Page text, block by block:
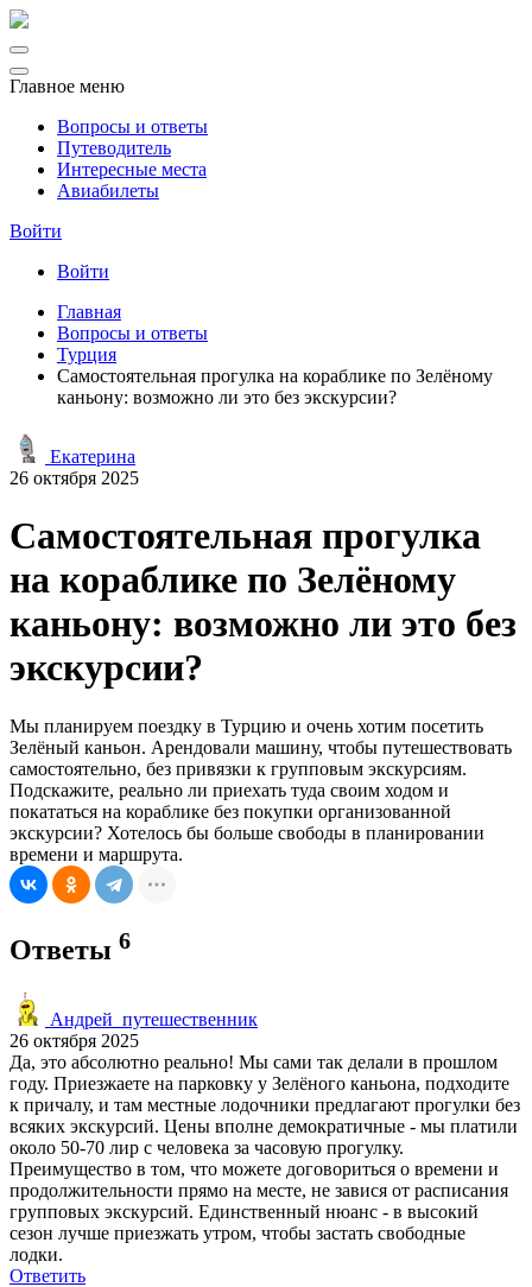
Главное меню
Вопросы и ответы
Путеводитель
Интересные места
Авиабилеты
Войти
Войти
Главная
Вопросы и ответы
Турция
Самостоятельная прогулка на кораблике по Зелёному
каньону: возможно ли это без экскурсии?
Екатерина
26 октября 2025
Самостоятельная прогулка
на кораблике по Зелёному
каньону: возможно ли это без
экскурсии?
Мы планируем поездку в Турцию и очень хотим посетить
Зелёный каньон. Арендовали машину, чтобы путешествовать
самостоятельно, без привязки к групповым экскурсиям.
Подскажите, реально ли приехать туда своим ходом и
покататься на кораблике без покупки организованной
экскурсии? Хотелось бы больше свободы в планировании
времени и маршрута.
Ответы 6
Андрей_путешественник
26 октября 2025
Да, это абсолютно реально! Мы сами так делали в прошлом
году. Приезжаете на парковку у Зелёного каньона, подходите
к причалу, и там местные лодочники предлагают прогулки без
всяких экскурсий. Цены вполне демократичные - мы платили
около 50-70 лир с человека за часовую прогулку.
Преимущество в том, что можете договориться о времени и
продолжительности прямо на месте, не завися от расписания
групповых экскурсий. Единственный нюанс - в высокий
сезон лучше приезжать утром, чтобы застать свободные
лодки.
Ответить